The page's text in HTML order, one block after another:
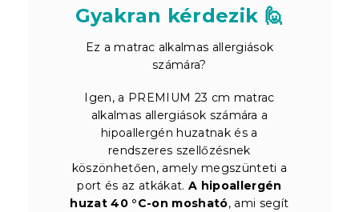
Gyakran kérdezik 🙋
Ez a matrac alkalmas allergiások
számára?
Igen, a PREMIUM 23 cm matrac
alkalmas allergiások számára a
hipoallergén huzatnak és a
rendszeres szellőzésnek
köszönhetően, amely megszünteti a
port és az atkákat. A hipoallergén
huzat 40 °C-on mosható, ami segít